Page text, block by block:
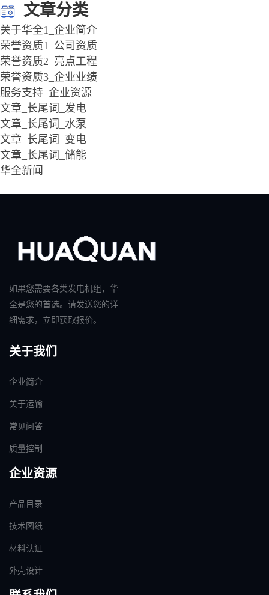
文章分类
关于华全1_企业简介
荣誉资质1_公司资质
荣誉资质2_亮点工程
荣誉资质3_企业业绩
服务支持_企业资源
文章_长尾词_发电
文章_长尾词_水泵
文章_长尾词_变电
文章_长尾词_储能
华全新闻
如果您需要各类发电机组，华
全是您的首选。请发送您的详
细需求，立即获取报价。
关于我们
企业简介
关于运输
常见问答
质量控制
企业资源
产品目录
技术图纸
材料认证
外壳设计